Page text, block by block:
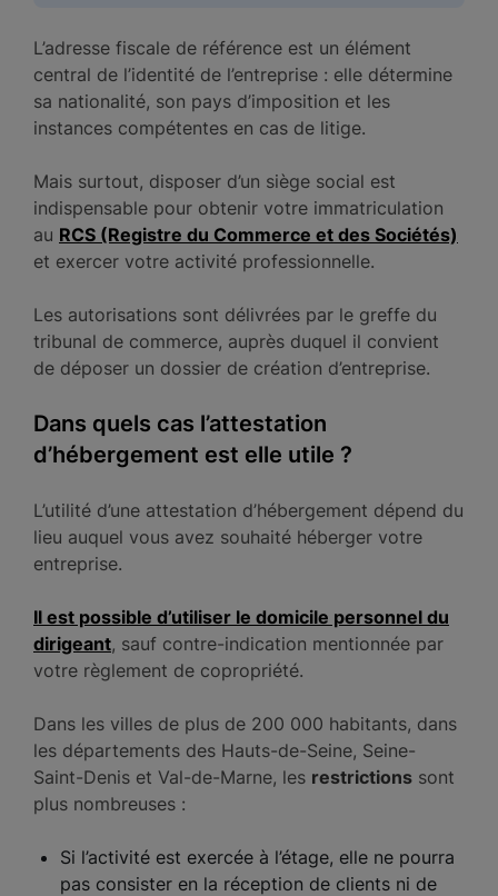
L’adresse fiscale de référence est un élément
central de l’identité de l’entreprise : elle détermine
sa nationalité, son pays d’imposition et les
instances compétentes en cas de litige.
Mais surtout, disposer d’un siège social est
indispensable pour obtenir votre immatriculation
au RCS (Registre du Commerce et des Sociétés)
et exercer votre activité professionnelle.
Les autorisations sont délivrées par le greffe du
tribunal de commerce, auprès duquel il convient
de déposer un dossier de création d’entreprise.
Dans quels cas l’attestation
d’hébergement est elle utile ?
L’utilité d’une attestation d’hébergement dépend du
lieu auquel vous avez souhaité héberger votre
entreprise.
Il est possible d’utiliser le domicile personnel du
dirigeant, sauf contre-indication mentionnée par
votre règlement de copropriété.
Dans les villes de plus de 200 000 habitants, dans
les départements des Hauts-de-Seine, Seine-
Saint-Denis et Val-de-Marne, les restrictions sont
plus nombreuses :
Si l’activité est exercée à l’étage, elle ne pourra
pas consister en la réception de clients ni de